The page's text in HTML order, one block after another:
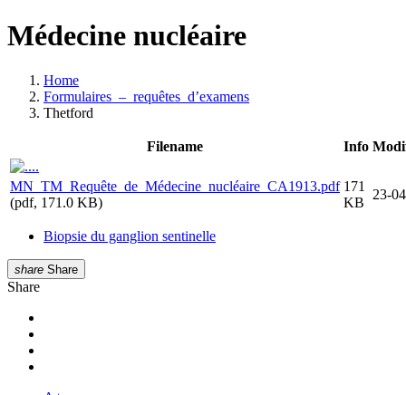
Médecine nucléaire
Home
Formulaires_–_requêtes_d’examens
Thetford
Filename Info
..
MN_TM_Requête_de_Médecine_nucléaire_CA1913.pdf
(pdf, 171.0 KB)
171
KB
23-
Biopsie du ganglion sentinelle
share Share
Share